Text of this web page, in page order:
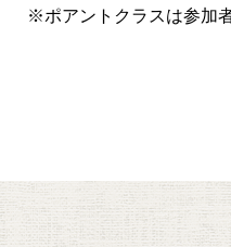
※ポアントクラスは参加